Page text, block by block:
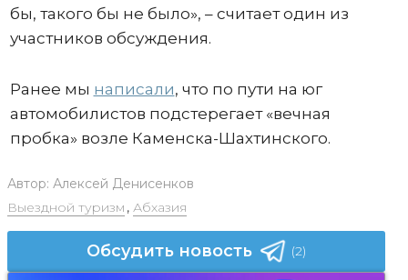
бы, такого бы не было», – считает один из
участников обсуждения.
Ранее мы написали, что по пути на юг
автомобилистов подстерегает «вечная
пробка» возле Каменска-Шахтинского.
Автор: Алексей Денисенков
Выездной туризм , Абхазия
Обсудить новость (2)